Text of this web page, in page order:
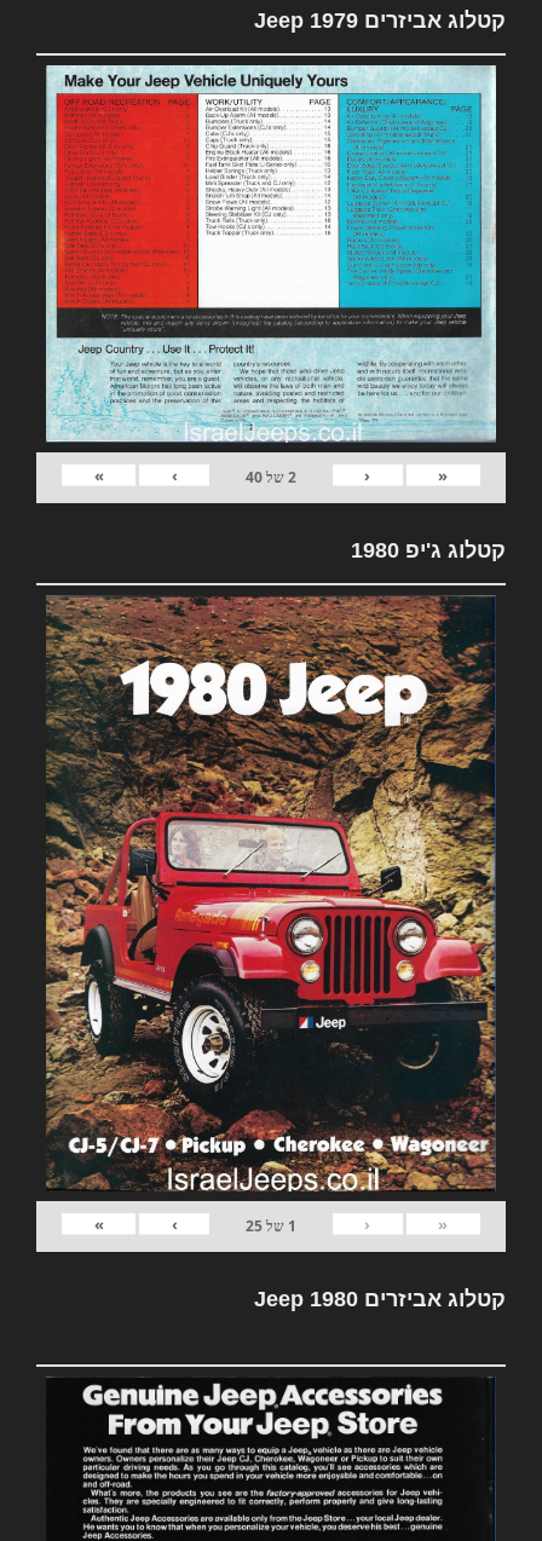
קטלוג אביזרים 1979 Jeep
«
‹
2של40
›
»
קטלוג ג'יפ 1980
«
‹
1 של25
›
»
קטלוג אביזרים Jeep 1980